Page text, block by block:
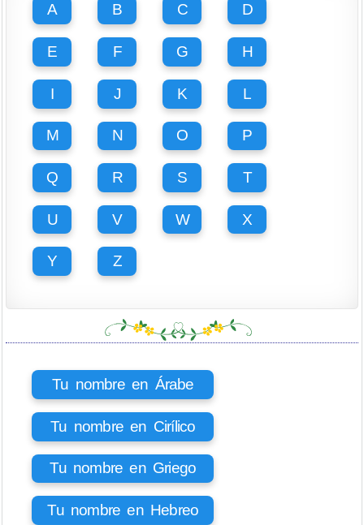
A B C D
E F G H
I J K L
M N O P
Q R S T
U V W X
Y Z
Tu nombre en Árabe
Tu nombre en Cirílico
Tu nombre en Griego
Tu nombre en Hebreo